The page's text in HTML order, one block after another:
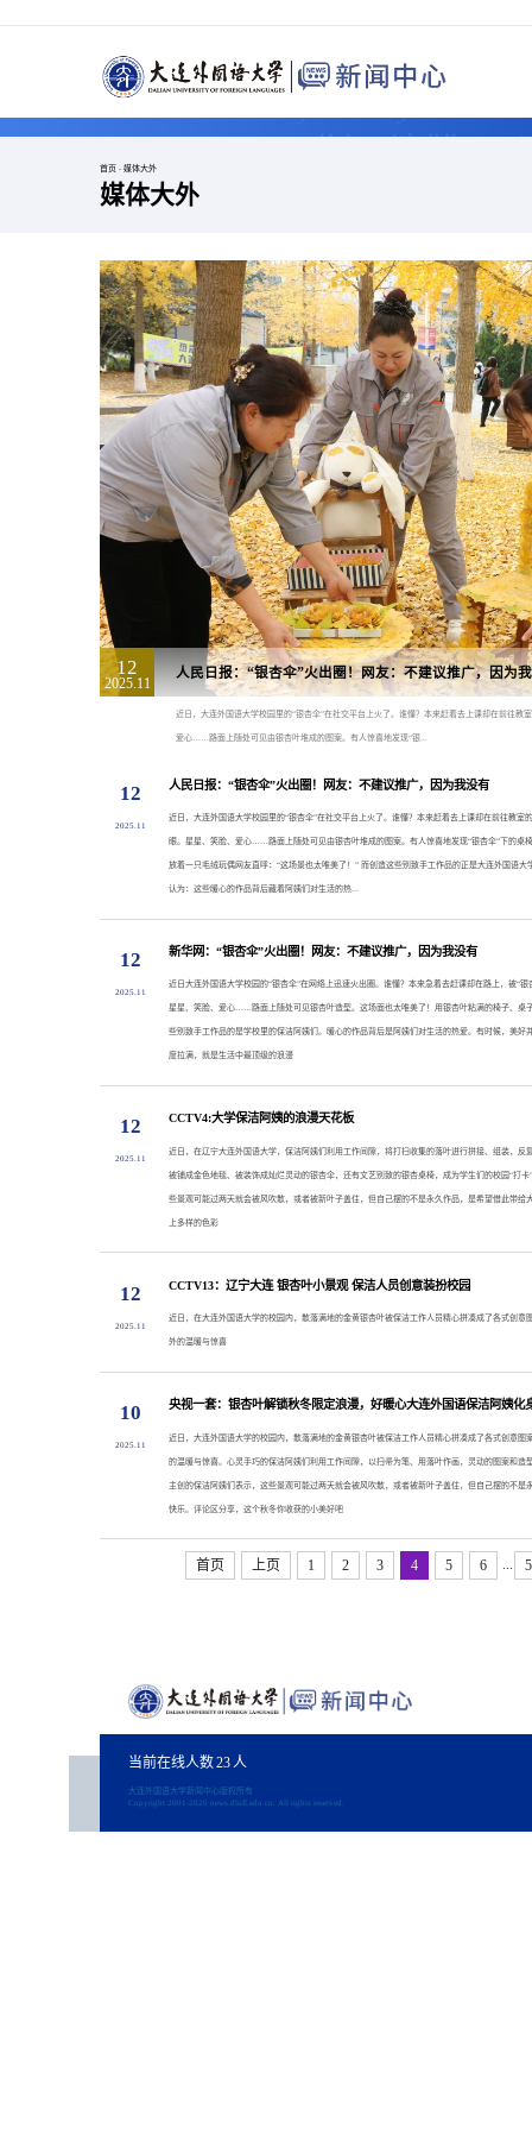
首页 - 媒体大外
媒体大外
12
2025.11
人民日报：“银杏伞”火出圈！网友：不建议推广，因为
近日，大连外国语大学校园里的“银杏伞”在社交平台上火了。谁懂？本来赶着去上课却在前往教
爱心……路面上随处可见由银杏叶堆成的图案。有人惊喜地发现“银...
12
2025.11
人民日报：“银杏伞”火出圈！网友：不建议推广，因为我没有
近日，大连外国语大学校园里的“银杏伞”在社交平台上火了。谁懂？本来赶着去上课却在前往教室
眼。星星、笑脸、爱心……路面上随处可见由银杏叶堆成的图案。有人惊喜地发现“银杏伞”下的桌
放着一只毛绒玩偶网友直呼：“这场景也太唯美了！” 而创造这些别致手工作品的正是大连外国语大
认为：这些暖心的作品背后藏着阿姨们对生活的热...
12
2025.11
新华网：“银杏伞”火出圈！网友：不建议推广，因为我没有
近日大连外国语大学校园的“银杏伞”在网络上迅速火出圈。谁懂？本来急着去赶课却在路上，被“银
星星、笑脸、爱心……路面上随处可见银杏叶造型。这场面也太唯美了！用银杏叶粘满的椅子、桌
些别致手工作品的是学校里的保洁阿姨们。暖心的作品背后是阿姨们对生活的热爱。有时候，美好
度拉满，就是生活中最顶级的浪漫
12
2025.11
CCTV4:大学保洁阿姨的浪漫天花板
近日，在辽宁大连外国语大学，保洁阿姨们利用工作间隙，将打扫收集的落叶进行拼接、组装，反
被铺成金色地毯、被装饰成灿烂灵动的银杏伞，还有文艺别致的银杏桌椅，成为学生们的校园“打
些景观可能过两天就会被风吹散，或者被新叶子盖住，但自己摆的不是永久作品，是希望借此带给
上多样的色彩
12
2025.11
CCTV13：辽宁大连 银杏叶小景观 保洁人员创意装扮校园
近日，在大连外国语大学的校园内，散落满地的金黄银杏叶被保洁工作人员精心拼凑成了各式创意
外的温暖与惊喜
10
2025.11
央视一套：银杏叶解锁秋冬限定浪漫，好暖心大连外国语保洁阿姨化
近日，大连外国语大学的校园内，散落满地的金黄银杏叶被保洁工作人员精心拼凑成了各式创意图
的温暖与惊喜。心灵手巧的保洁阿姨们利用工作间隙，以扫帚为笔、用落叶作画，灵动的图案和造
主创的保洁阿姨们表示，这些景观可能过两天就会被风吹散，或者被新叶子盖住，但自己摆的不是
快乐。评论区分享，这个秋冬你收获的小美好吧
首页 上页 1 2 3 4 5 6 ...
当前在线人数23 人
大连外国语大学新闻中心版权所有
Copyright 2001-2020 news.dlufl.edu.cn. All rights reserved.